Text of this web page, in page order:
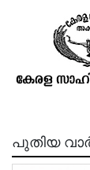
കെ.
പുതിയ